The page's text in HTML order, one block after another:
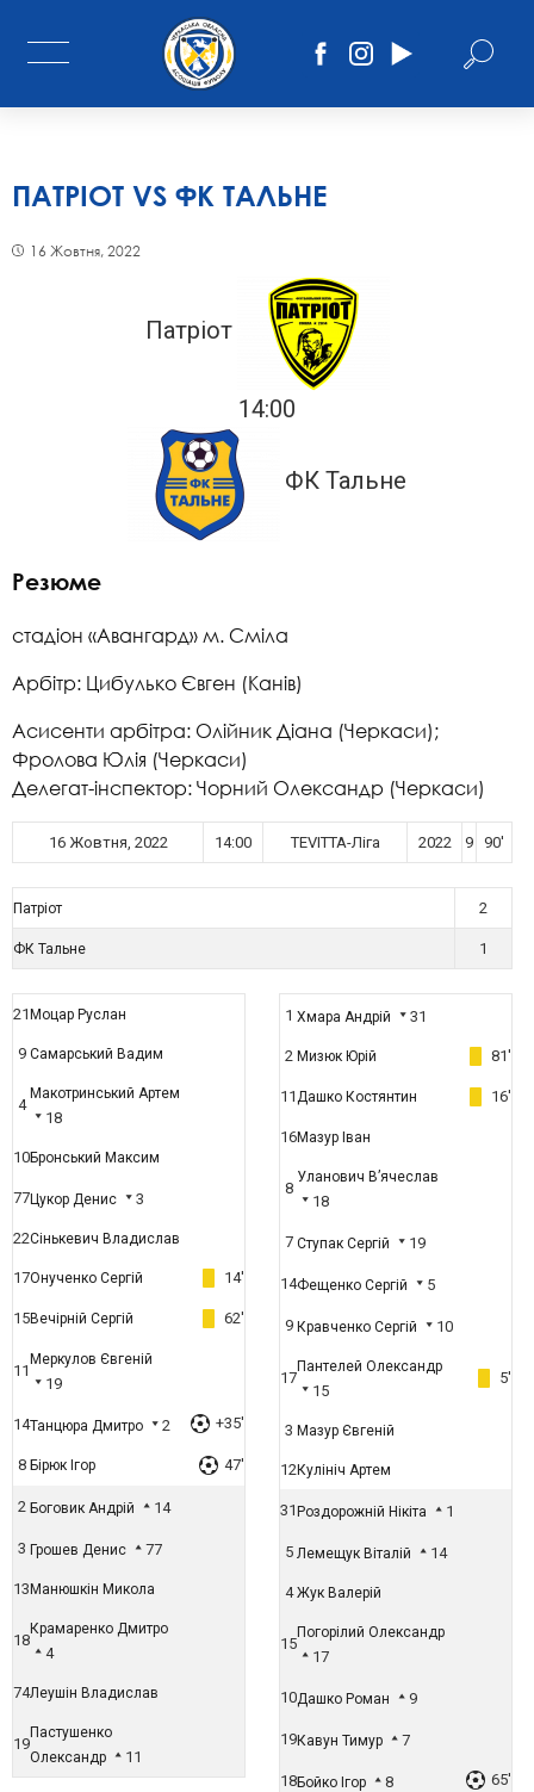
ПАТРІОТ VS ФК ТАЛЬНЕ
16 Жовтня, 2022
Патріот
14:00
ФК Тальне
Резюме
стадіон «Авангард» м. Сміла
Арбітр: Цибулько Євген (Канів)
Асисенти арбітра: Олійник Діана (Черкаси);
Фролова Юлія (Черкаси)
Делегат-інспектор: Чорний Олександр (Черкаси)
16 Жовтня, 2022 14:00 TEVITTA-Ліга 2022 9 90'
Патріот 2
ФК Тальне 1
21Моцар Руслан
9 Самарський Вадим
4
Макотринський Артем
18
10Бронський Максим
77Цукор Денис 3
22Сінькевич Владислав
17Онученко Сергій 14'
15Вечірній Сергій 62'
11
Меркулов Євгеній
19
14Танцюра Дмитро 2 +35'
8 Бірюк Ігор 47'
2 Боговик Андрій 14
3 Грошев Денис 77
13Манюшкін Микола
18
Крамаренко Дмитро
4
74Леушін Владислав
19
Пастушенко
Олександр
11
1 Хмара Андрій 31
2 Мизюк Юрій 81'
11 Дашко Костянтин 16'
16Мазур Іван
8
Уланович В’ячеслав
18
7 Ступак Сергій 19
14Фещенко Сергій 5
9 Кравченко Сергій 10
17
Пантелей Олександр
15
5'
3 Мазур Євгеній
12Кулініч Артем
31Роздорожній Нікіта 1
5 Лемещук Віталій 14
4 Жук Валерій
15
Погорілий Олександр
17
10Дашко Роман 9
19Кавун Тимур 7
18Бойко Ігор 8 65'